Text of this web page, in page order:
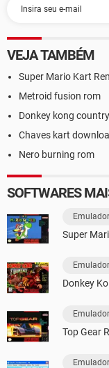
VEJA TAMBÉM
Super Mario Kart
Metroid fusion rom
Donkey kong
Chaves kart
Nero burning rom
SOFTWARES
Super
Donkey
Top Gear